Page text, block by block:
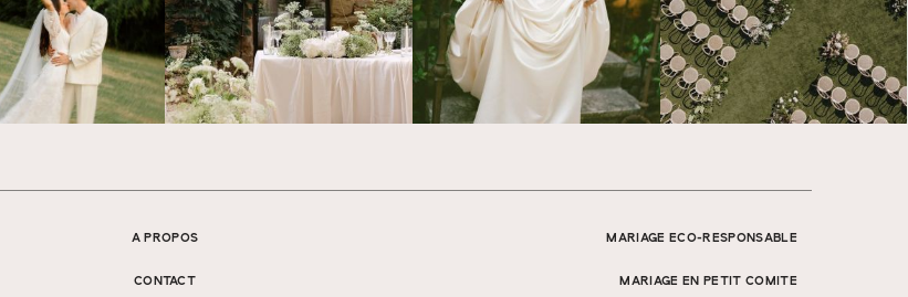
A PROPOS
CONTACT
MARIAGE ECO-RESPONSABLE
MARIAGE EN PETIT COMITE